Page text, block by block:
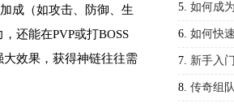
成（如攻击、防御、生
还能在PVP或打BOSS
效果，获得神链往往需
5. 如何成
6. 如何快
装备获取？
7. 新手入
8. 传奇组